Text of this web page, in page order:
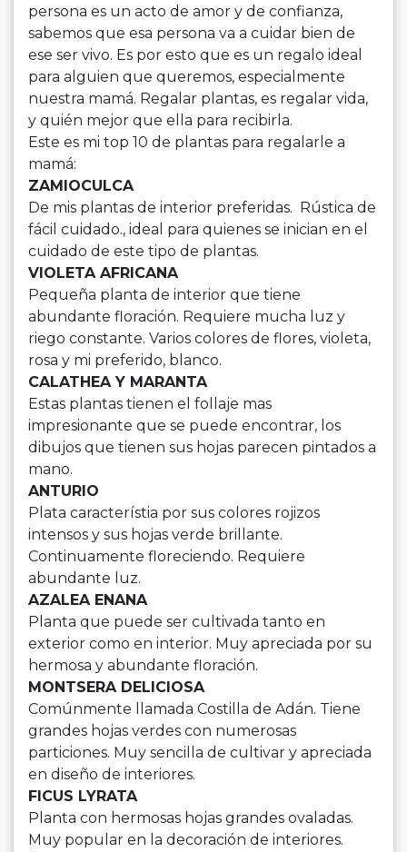
persona es un acto de amor y de confianza,
sabemos que esa persona va a cuidar bien de
ese ser vivo. Es por esto que es un regalo ideal
para alguien que queremos, especialmente
nuestra mamá. Regalar plantas, es regalar vida,
y quién mejor que ella para recibirla.
Este es mi top 10 de plantas para regalarle a
mamá:
ZAMIOCULCA
De mis plantas de interior preferidas. Rústica de
fácil cuidado., ideal para quienes se inician en el
cuidado de este tipo de plantas.
VIOLETA AFRICANA
Pequeña planta de interior que tiene
abundante floración. Requiere mucha luz y
riego constante. Varios colores de flores, violeta,
rosa y mi preferido, blanco.
CALATHEA Y MARANTA
Estas plantas tienen el follaje mas
impresionante que se puede encontrar, los
dibujos que tienen sus hojas parecen pintados a
mano.
ANTURIO
Plata característia por sus colores rojizos
intensos y sus hojas verde brillante.
Continuamente floreciendo. Requiere
abundante luz.
AZALEA ENANA
Planta que puede ser cultivada tanto en
exterior como en interior. Muy apreciada por su
hermosa y abundante floración.
MONTSERA DELICIOSA
Comúnmente llamada Costilla de Adán. Tiene
grandes hojas verdes con numerosas
particiones. Muy sencilla de cultivar y apreciada
en diseño de interiores.
FICUS LYRATA
Planta con hermosas hojas grandes ovaladas.
Muy popular en la decoración de interiores.